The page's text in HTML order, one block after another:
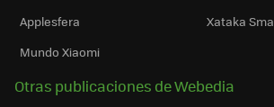
Applesfera
Xataka
Mundo Xiaomi
Otras publicaciones de Webedia